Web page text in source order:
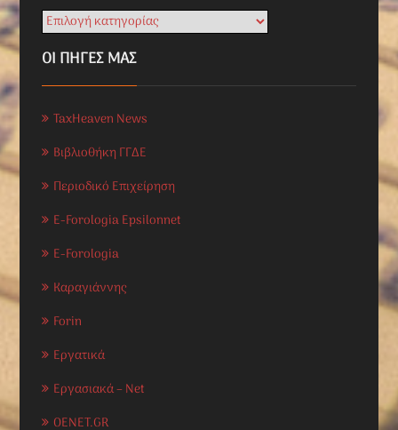
ΟΙ ΠΗΓΕΣ ΜΑΣ
TaxHeaven News
Βιβλιοθήκη ΓΓΔΕ
Περιοδικό Επιχείρηση
E-Forologia Epsilonnet
E-Forologia
Καραγιάννης
Forin
Εργατικά
Εργασιακά – Net
OENET.GR